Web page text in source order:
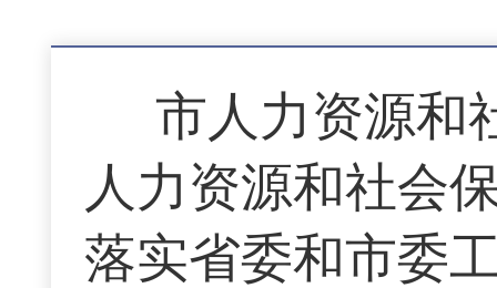
市人力资源和
人力资源和社会
落实省委和市委